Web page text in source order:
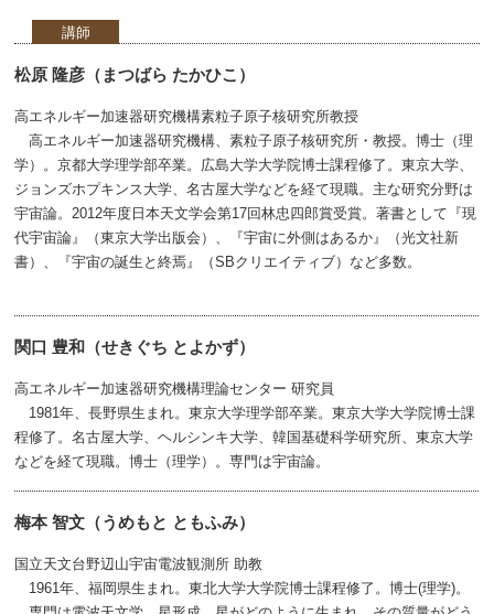
講師
松原 隆彦（まつばら たかひこ）
高エネルギー加速器研究機構素粒子原子核研究所教授
高エネルギー加速器研究機構、素粒子原子核研究所・教授。博士（理
学）。京都大学理学部卒業。広島大学大学院博士課程修了。東京大学、
ジョンズホプキンス大学、名古屋大学などを経て現職。主な研究分野は
宇宙論。2012年度日本天文学会第17回林忠四郎賞受賞。著書として『現
代宇宙論』（東京大学出版会）、『宇宙に外側はあるか』（光文社新
書）、『宇宙の誕生と終焉』（SBクリエイティブ）など多数。
関口 豊和（せきぐち とよかず）
高エネルギー加速器研究機構理論センター 研究員
1981年、長野県生まれ。東京大学理学部卒業。東京大学大学院博士課
程修了。名古屋大学、ヘルシンキ大学、韓国基礎科学研究所、東京大学
などを経て現職。博士（理学）。専門は宇宙論。
梅本 智文（うめもと ともふみ）
国立天文台野辺山宇宙電波観測所 助教
1961年、福岡県生まれ。東北大学大学院博士課程修了。博士(理学)。